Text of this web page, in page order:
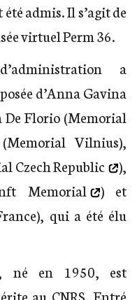
admis. Il s’agit de
virtuel Perm 36.
a
d’Anna Gavina
De Florio (Memorial
Vilnius),
Czech Republic
),
Memorial
) et
qui a été élu
né en 1950, est
au CNRS. Entré